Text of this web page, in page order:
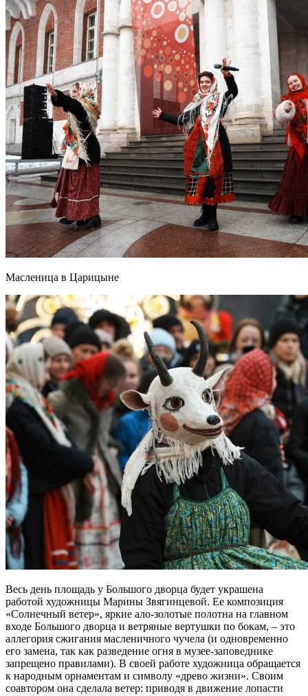
Масленица в Царицыне
Весь день площадь у Большого дворца будет украшена
работой художницы Марины Звягинцевой. Ее композиция
«Солнечный ветер», яркие ало-золотые полотна на главном
входе Большого дворца и ветряные вертушки по бокам, – это
аллегория сжигания масленичного чучела (и одновременно
его замена, так как разведение огня в музее-заповеднике
запрещено правилами). В своей работе художница обращается
к народным орнаментам и символу «древо жизни». Своим
соавтором она сделала ветер: приводя в движение лопасти